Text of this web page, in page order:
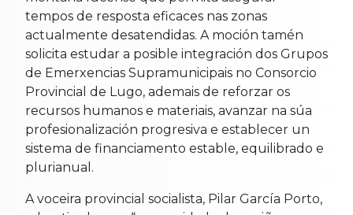
tempos de resposta eficaces nas zonas
actualmente desatendidas. A moción tamén
solicita estudar a posible integración dos Grupos
de Emerxencias Supramunicipais no Consorcio
Provincial de Lugo, ademais de reforzar os
recursos humanos e materiais, avanzar na súa
profesionalización progresiva e establecer un
sistema de financiamento estable, equilibrado e
plurianual.
A voceira provincial socialista, Pilar García Porto,